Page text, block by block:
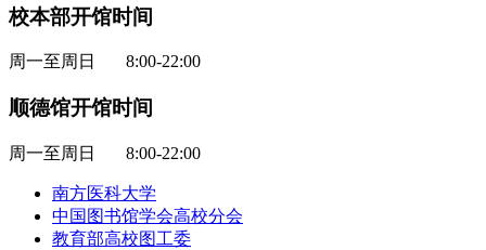
校本部开馆时间
周一至周日 8:00-22:00
顺德馆开馆时间
周一至周日 8:00-22:00
南方医科大学
中国图书馆学会高校分会
教育部高校图工委